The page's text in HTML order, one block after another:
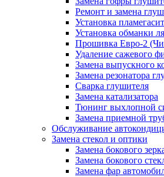
Ремонт и замена
Установка
Установка обманки
Прошивка Евро-2
Удаление сажевого
Замена выпускного
Замена резонатора
Сварка глушителя
Замена катализатора
Тюнинг выхлопной
Замена приемной
Обслуживание
Замена стекол и оптики
Замена бокового
Замена бокового
Замена фар